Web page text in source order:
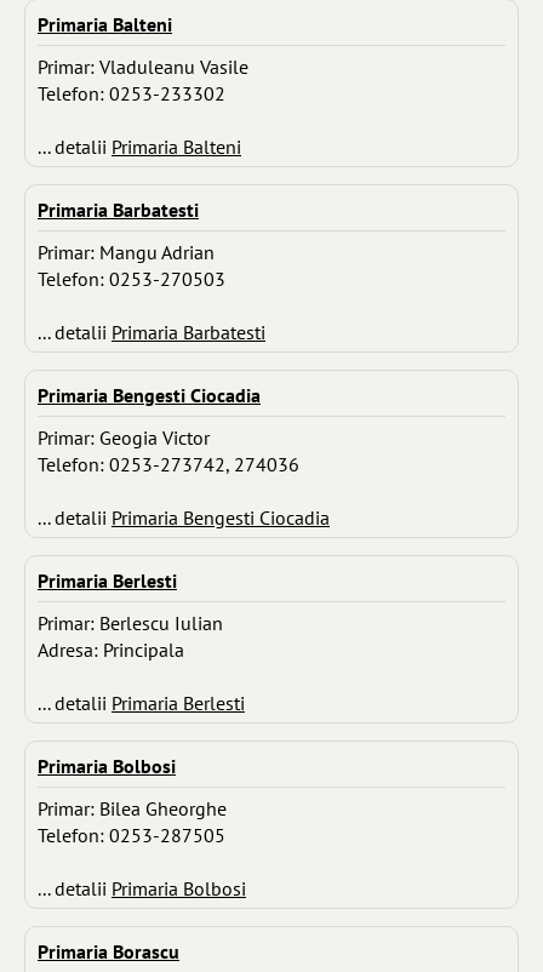
Primaria Balteni
Primar: Vladuleanu Vasile
Telefon: 0253-233302
... detalii Primaria Balteni
Primaria Barbatesti
Primar: Mangu Adrian
Telefon: 0253-270503
... detalii Primaria Barbatesti
Primaria Bengesti Ciocadia
Primar: Geogia Victor
Telefon: 0253-273742, 274036
... detalii Primaria Bengesti Ciocadia
Primaria Berlesti
Primar: Berlescu Iulian
Adresa: Principala
... detalii Primaria Berlesti
Primaria Bolbosi
Primar: Bilea Gheorghe
Telefon: 0253-287505
... detalii Primaria Bolbosi
Primaria Borascu